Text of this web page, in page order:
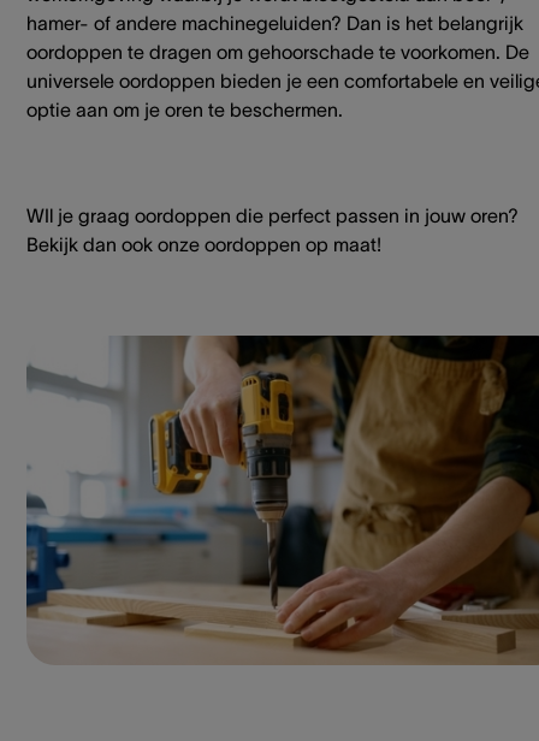
hamer- of andere machinegeluiden? Dan is het belangrijk
oordoppen te dragen om gehoorschade te voorkomen. De
universele oordoppen bieden je een comfortabele en
optie aan om je oren te beschermen.
WIl je graag oordoppen die perfect passen in jouw oren?
Bekijk dan ook onze oordoppen op maat!